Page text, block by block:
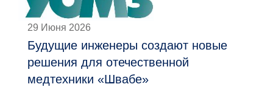
29 Июня 2026
Будущие инженеры создают новые
решения для отечественной
медтехники «Швабе»